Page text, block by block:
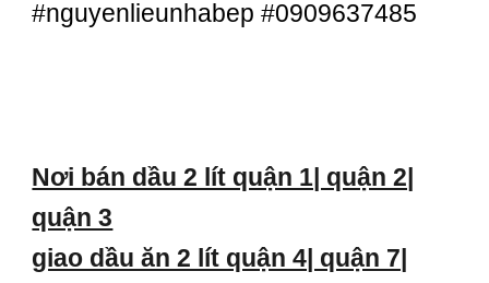
#nguyenlieunhabep #0909637485
Nơi bán dầu 2 lít quận 1| quận 2|
quận 3
giao dầu ăn 2 lít quận 4| quận 7|